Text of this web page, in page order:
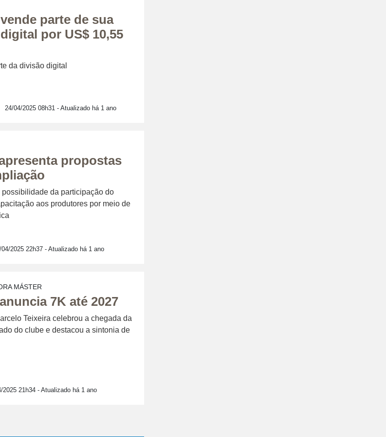
parte de sua
por US$ 10,55
da divisão digital
24/04/2025 08h31 - Atualizado há 1 ano
propostas
possibilidade da participação do
aos produtores por meio de
04/2025 22h37 - Atualizado há 1 ano
MÁSTER
7K até 2027
Teixeira celebrou a chegada da
do clube e destacou a sintonia de
2025 21h34 - Atualizado há 1 ano